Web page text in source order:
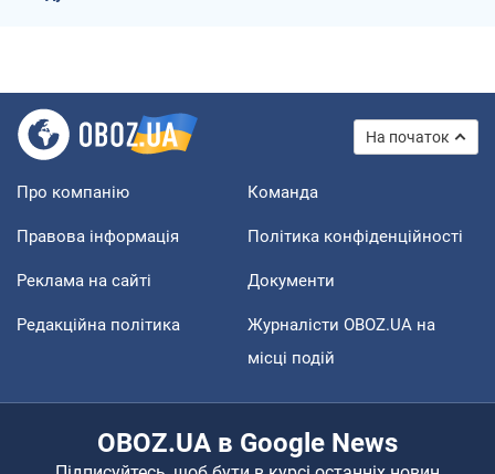
На початок
Про компанію Команда
Правова інформація Політика конфіденційності
Реклама на сайті Документи
Редакційна політика
Журналісти OBOZ.UA на
місці подій
OBOZ.UA в Google News